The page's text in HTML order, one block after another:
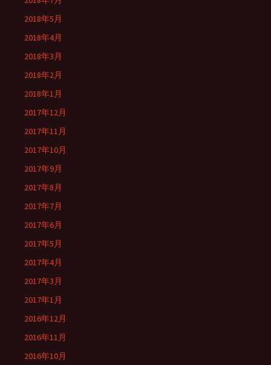
2018年5月
2018年4月
2018年3月
2018年2月
2018年1月
2017年12月
2017年11月
2017年10月
2017年9月
2017年8月
2017年7月
2017年6月
2017年5月
2017年4月
2017年3月
2017年1月
2016年12月
2016年11月
2016年10月